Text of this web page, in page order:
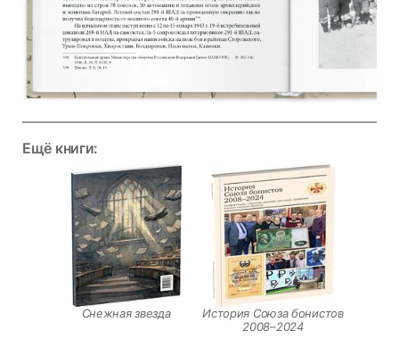
Ещё книги:
Снежная звезда
История Союза бонистов
2008–2024